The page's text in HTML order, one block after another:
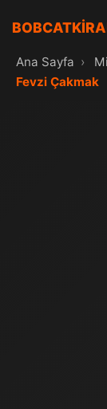
Ana Sayfa ›
Fevzi Çakmak